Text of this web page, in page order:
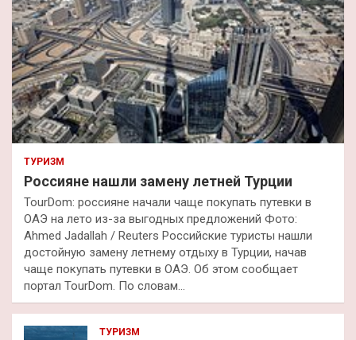
ТУРИЗМ
Россияне нашли замену летней Турции
TourDom: россияне начали чаще покупать путевки в
ОАЭ на лето из-за выгодных предложений Фото:
Ahmed Jadallah / Reuters Российские туристы нашли
достойную замену летнему отдыху в Турции, начав
чаще покупать путевки в ОАЭ. Об этом сообщает
портал TourDom. По словам…
ТУРИЗМ